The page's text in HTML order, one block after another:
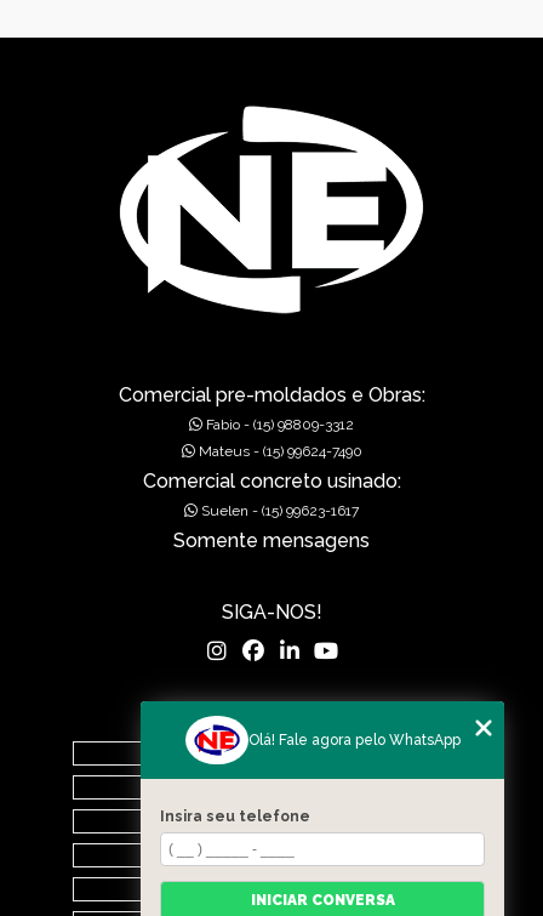
FÁBRICA DE PRÉ-MOLDADOS
GÁRGULAS PRÉ-MOLDADAS
GRELHAS PARA BOCA DE LEÃO
MUROS DE ALA PRÉ-MOLDADOS
MUROS EM CONCRETO
MUROS PRÉ FABRICADOS
PISOS DE CONCRETO
POÇOS DE VISITA PRÉ-MOLDADO
RAMPAS DE ACESSIBILIDADE PRÉ-MOLDADA
Comercial pre-moldados e Obras:
Fabio - (15) 98809-3312
Mateus - (15) 99624-7490
Comercial concreto usinado:
Suelen - (15) 99623-1617
Somente mensagens
SIGA-NOS!
Nova Era Concreto
Nova Era Pré Moldados
Olá! Fale agora pelo WhatsApp
Insira seu telefone
INICIAR CONVERSA